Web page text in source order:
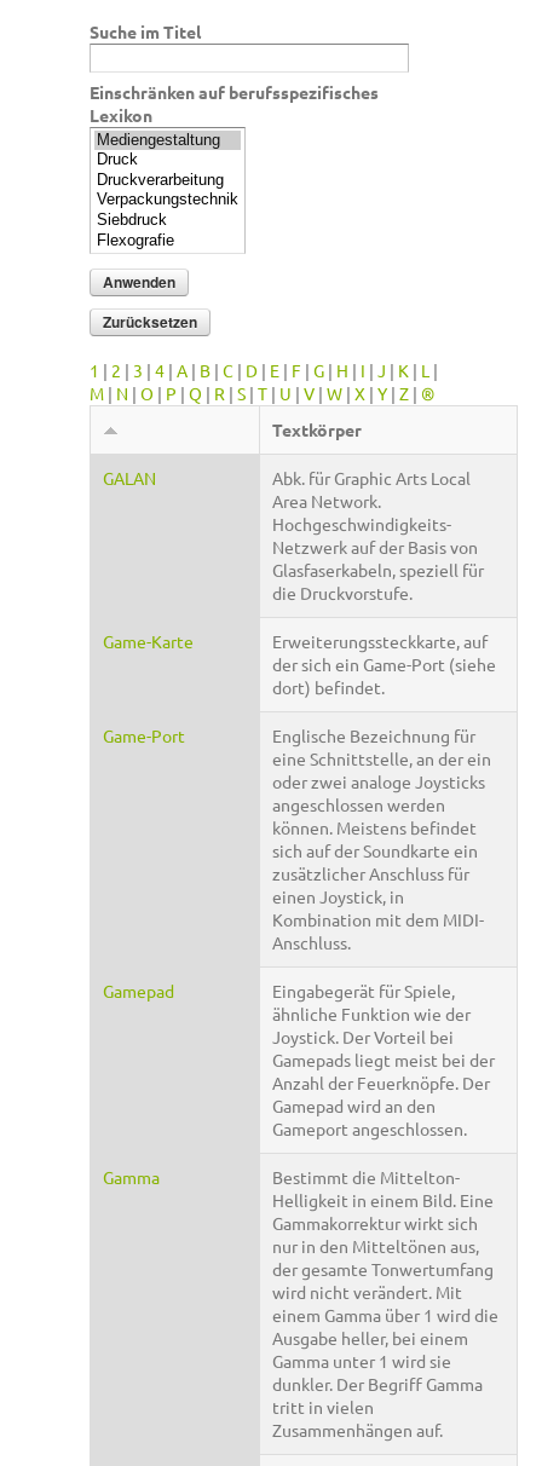
Suche im Titel
Einschränken auf berufsspezifisches
Lexikon
1 | 2 | 3 | 4 | A | B | C | D | E | F | G | H | I | J | K | L |
M | N | O | P | Q | R | S | T | U | V | W | X | Y | Z | ®
Textkörper
GALAN
Abk. für Graphic Arts Local
Area Network.
Hochgeschwindigkeits-
Netzwerk auf der Basis von
Glasfaserkabeln, speziell für
die Druckvorstufe.
Game-Karte
Erweiterungssteckkarte, auf
der sich ein Game-Port (siehe
dort) befindet.
Game-Port
Englische Bezeichnung für
eine Schnittstelle, an der ein
oder zwei analoge Joysticks
angeschlossen werden
können. Meistens befindet
sich auf der Soundkarte ein
zusätzlicher Anschluss für
einen Joystick, in
Kombination mit dem MIDI-
Anschluss.
Gamepad
Eingabegerät für Spiele,
ähnliche Funktion wie der
Joystick. Der Vorteil bei
Gamepads liegt meist bei der
Anzahl der Feuerknöpfe. Der
Gamepad wird an den
Gameport angeschlossen.
Gamma
Bestimmt die Mittelton-
Helligkeit in einem Bild. Eine
Gammakorrektur wirkt sich
nur in den Mitteltönen aus,
der gesamte Tonwertumfang
wird nicht verändert. Mit
einem Gamma über 1 wird die
Ausgabe heller, bei einem
Gamma unter 1 wird sie
dunkler. Der Begriff Gamma
tritt in vielen
Zusammenhängen auf.